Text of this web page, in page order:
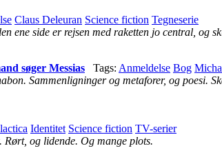
Claus Deleuran Science fiction Tegneserie
ene side er rejsen med raketten jo central, og
søger Messias
Tags: Anmeldelse Bog
Sammenligninger og metaforer, og poesi.
Identitet Science fiction TV-serier
og lidende. Og mange plots.